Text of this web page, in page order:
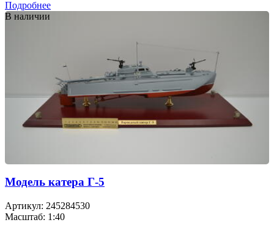
Подробнее
В наличии
Модель катера Г-5
Артикул: 245284530
Масштаб: 1:40